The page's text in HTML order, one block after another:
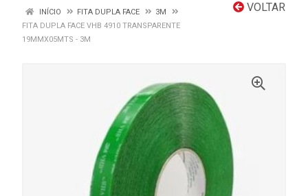
VOLTAR
INÍCIO FITA DUPLA FACE
3M
FITA DUPLA FACE VHB 4910 TRANSPARENTE
19MMX05MTS - 3M